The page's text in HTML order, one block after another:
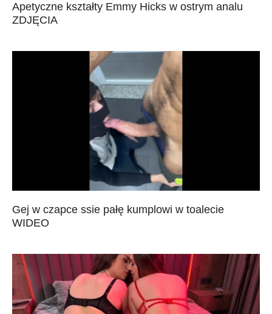
Apetyczne kształty Emmy Hicks w ostrym analu
ZDJĘCIA
Gej w czapce ssie pałę kumplowi w toalecie
WIDEO